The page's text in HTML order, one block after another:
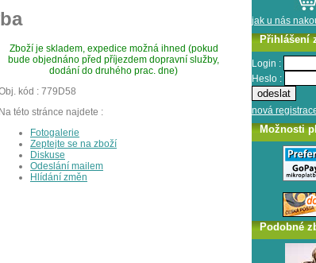
Zboží je skladem, expedice možná ihned (pokud
bude objednáno před příjezdem dopravní služby,
dodání do druhého prac. dne)
kód : 779D58
Na této stránce najdete :
Fotogalerie
Zeptejte se na zboží
Diskuse
Odeslání mailem
Hlídání změn
jak u nás
Přihlášení
Login :
Heslo :
nová
Možnosti
Podobné